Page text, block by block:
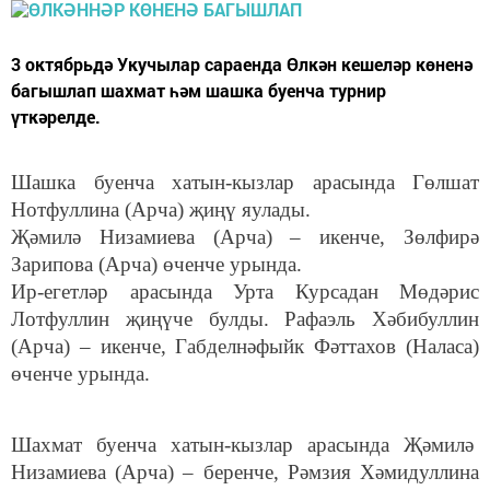
3 октябрьдә Укучылар сараенда Өлкән кешеләр көненә
багышлап шахмат һәм шашка буенча турнир
үткәрелде.
Шашка буенча хатын-кызлар арасында Гөлшат
Нотфуллина (Арча) җиңү яулады.
Җәмилә Низамиева (Арча) – икенче, Зөлфирә
Зарипова (Арча) өченче урында.
Ир-егетләр арасында Урта Курсадан Мөдәрис
Лотфуллин җиңүче булды. Рафаэль Хәбибуллин
(Арча) – икенче, Габделнәфыйк Фәттахов (Наласа)
өченче урында.
Шахмат буенча хатын-кызлар арасында Җәмилә
Низамиева (Арча) – беренче, Рәмзия Хәмидуллина